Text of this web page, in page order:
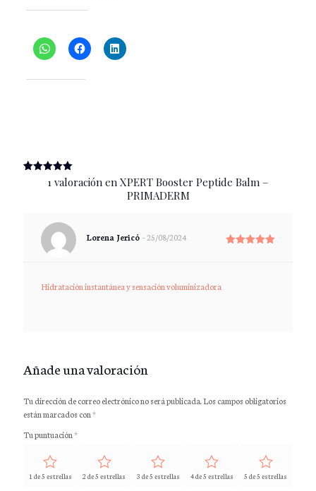
Valorado
5.00
de un
cliente
1 valoración en XPERT Booster Peptide Balm –
PRIMADERM
Lorena Jericó–25/08/2024
Hidratación instantánea y sensación voluminizadora
Añade una valoración
Tu dirección de correo electrónico no será publicada.Los campos obligatorios
están marcados con*
Tu puntuación*
1 de 5 estrellas 2 de 5 estrellas 3 de 5 estrellas 4 de 5 estrellas 5 de 5 estrellas